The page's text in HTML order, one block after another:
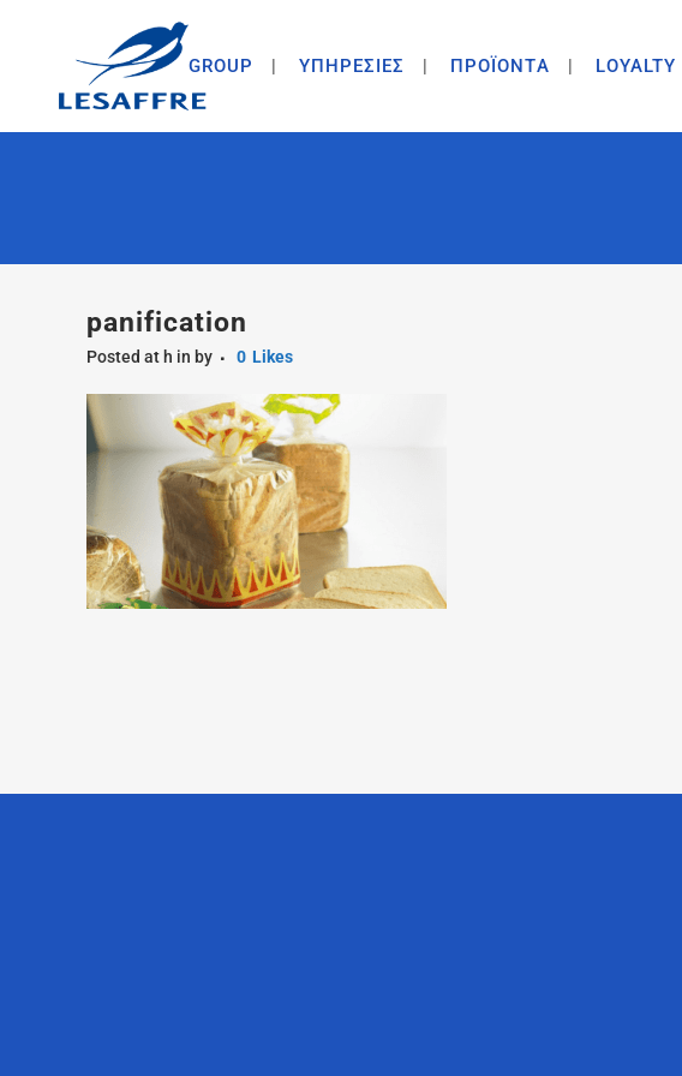
GROUP ΥΠΗΡΕΣΙΕΣ ΠΡΟΪΟΝΤA LOYALTY
panification
Posted at h in by 0 Likes